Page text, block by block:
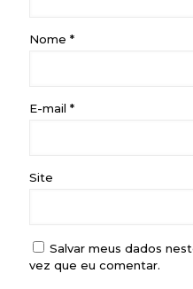
Nome *
E-mail *
Site
Salvar meus dados
vez que eu comentar.